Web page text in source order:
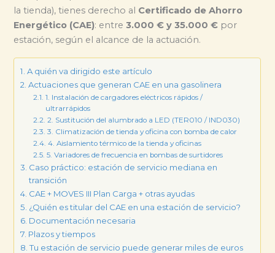
la tienda), tienes derecho al Certificado de Ahorro
Energético (CAE): entre3.000 € y 35.000 € por
estación, según el alcance de la actuación.
A quién va dirigido este artículo
Actuaciones que generan CAE en una gasolinera
1. Instalación de cargadores eléctricos rápidos /
ultrarrápidos
2. Sustitución del alumbrado a LED (TER010 / IND030)
3. Climatización de tienda y oficina con bomba de calor
4. Aislamiento térmico de la tienda y oficinas
5. Variadores de frecuencia en bombas de surtidores
Caso práctico: estación de servicio mediana en
transición
CAE + MOVES III Plan Carga + otras ayudas
¿Quién es titular del CAE en una estación de servicio?
Documentación necesaria
Plazos y tiempos
Tu estación de servicio puede generar miles de euros